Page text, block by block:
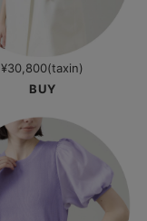
¥30,800(taxin)
BUY